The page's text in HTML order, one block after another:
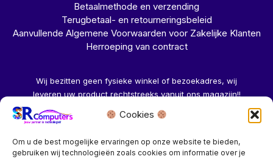
Cookies
Om u de best mogelijke ervaringen op onze website te bieden,
gebruiken wij technologieën zoals cookies om informatie over je
Betaalmethode en verzending
Terugbetaal- en retourneringsbeleid
Aanvullende Algemene Voorwaarden voor Zakelijke Klanten
Herroeping van contract
Wij bezitten geen fysieke winkel of bezoekadres, wij
leveren uw product rechtstreeks vanuit ons magazijn!!
Herroeping aanvragen →